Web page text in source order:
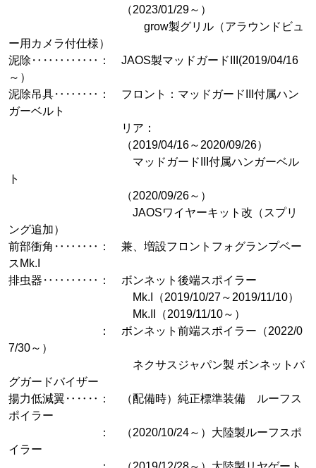
（2023/01/29～）
grow製グリル（アラウンドビュ
ー用カメラ付仕様）
泥除‥‥‥‥‥‥： JAOS製マッドガードIII(2019/04/16
～）
泥除吊具‥‥‥‥： フロント：マッドガードIII付属ハン
ガーベルト
リア：
（2019/04/16～2020/09/26）
マッドガードIII付属ハンガーベル
ト
（2020/09/26～）
JAOSワイヤーキット改（スプリ
ング追加）
前部衝角‥‥‥‥： 兼、増設フロントフォグランプベー
スMk.I
排虫器‥‥‥‥‥： ボンネット後端スポイラー
Mk.I（2019/10/27～2019/11/10）
Mk.II（2019/11/10～）
： ボンネット前端スポイラー（2022/0
7/30～）
ネクサスジャパン製 ボンネットバ
グガードバイザー
揚力低減翼‥‥‥： （配備時）純正標準装備 ルーフス
ポイラー
： （2020/10/24～）大陸製ルーフスポ
イラー